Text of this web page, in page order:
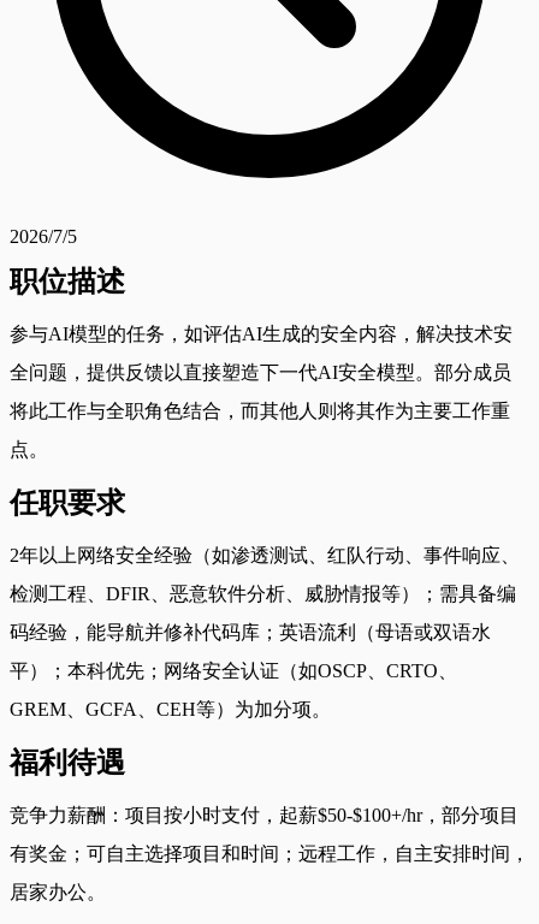
2026/7/5
职位描述
参与AI模型的任务，如评估AI生成的安全内容，解决技术安
全问题，提供反馈以直接塑造下一代AI安全模型。部分成员
将此工作与全职角色结合，而其他人则将其作为主要工作重
点。
任职要求
2年以上网络安全经验（如渗透测试、红队行动、事件响应、
检测工程、DFIR、恶意软件分析、威胁情报等）；需具备编
码经验，能导航并修补代码库；英语流利（母语或双语水
平）；本科优先；网络安全认证（如OSCP、CRTO、
GREM、GCFA、CEH等）为加分项。
福利待遇
竞争力薪酬：项目按小时支付，起薪$50-$100+/hr，部分项目
有奖金；可自主选择项目和时间；远程工作，自主安排时间，
居家办公。